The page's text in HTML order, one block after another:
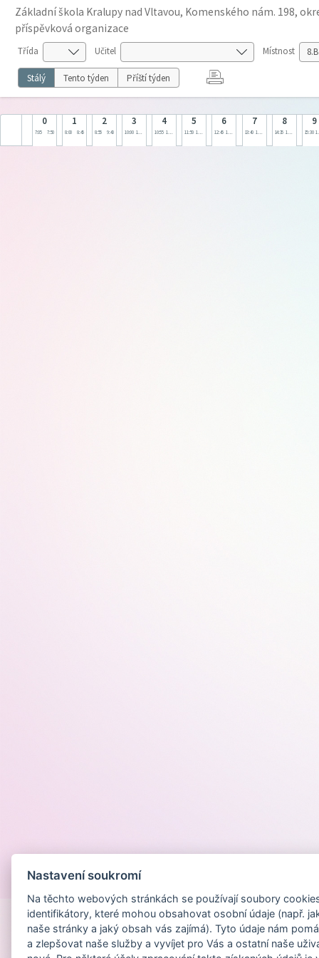
Základní škola Kralupy nad Vltavou, Komenského nám. 198,
příspěvková organizace
Třída Učitel Místnost
Stálý Tento týden Příští týden
0
7:05 7:50
1
8:00 8:45
2
8:55 9:40
3
10:00 10:45
4
10:55 11:40
5
11:50 12:35
6
12:45 13:30
7
13:40 14:25
8
14:35 15:20
9
15:30
Nastavení soukromí
Na těchto webových stránkách se používají soubory
identifikátory, které mohou obsahovat osobní údaje (např.
naše stránky a jaký obsah vás zajímá). Tyto údaje nám
a zlepšovat naše služby a vyvíjet pro Vás a ostatní naše